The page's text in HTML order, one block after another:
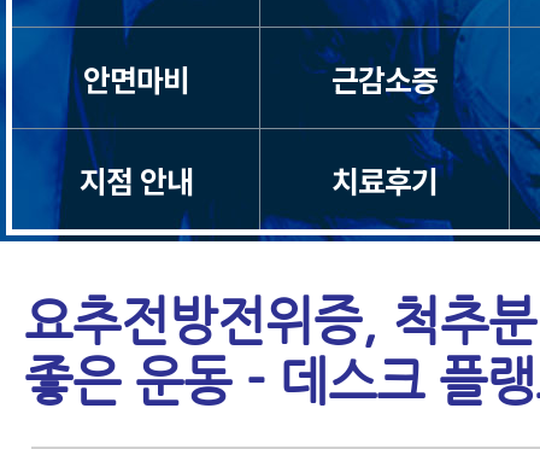
안면마비 근감소증
지점 안내 치료후기
요추전방전위증, 척추
좋은 운동 - 데스크 플
경추관협착증
허리디스크
허리통증
척추관협착증
척추분리증